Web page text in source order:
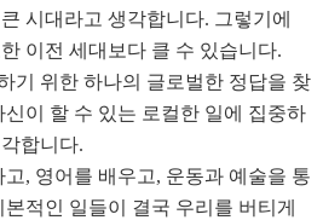
시대라고 생각합니다. 그렇기에
이전 세대보다 클 수 있습니다.
기 위한 하나의 글로벌한 정답을 찾
신이 할 수 있는 로컬한 일에 집중하
합니다.
고, 영어를 배우고, 운동과 예술을 통
적인 일들이 결국 우리를 버티게